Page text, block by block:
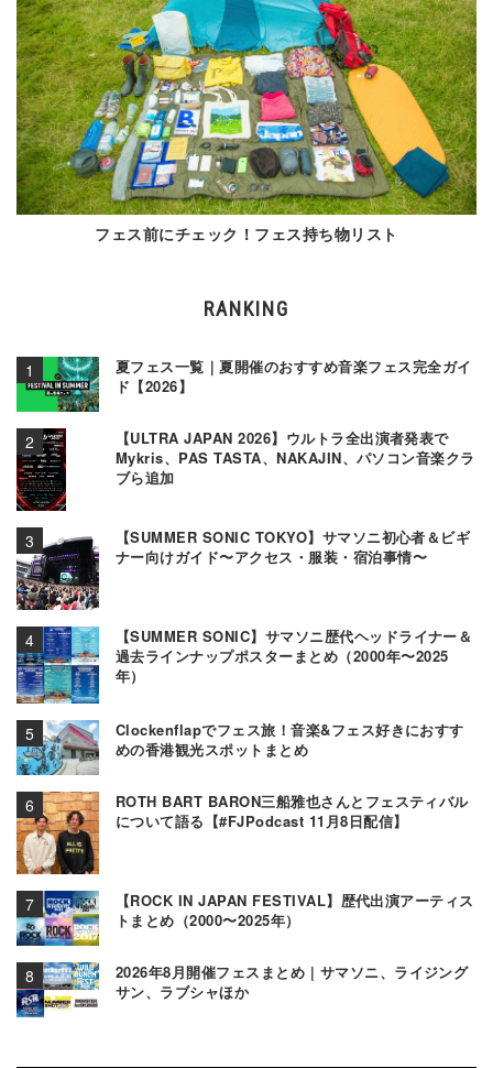
フェス前にチェック！フェス持ち物リスト
RANKING
夏フェス一覧｜夏開催のおすすめ音楽フェス完全ガイ
ド【2026】
【ULTRA JAPAN 2026】ウルトラ全出演者発表で
Mykris、PAS TASTA、NAKAJIN、パソコン音楽クラ
ブら追加
【SUMMER SONIC TOKYO】サマソニ初心者＆ビギ
ナー向けガイド〜アクセス・服装・宿泊事情〜
【SUMMER SONIC】サマソニ歴代ヘッドライナー＆
過去ラインナップポスターまとめ（2000年〜2025
年）
Clockenflapでフェス旅！音楽&フェス好きにおすす
めの香港観光スポットまとめ
ROTH BART BARON三船雅也さんとフェスティバル
について語る【#FJPodcast 11月8日配信】
【ROCK IN JAPAN FESTIVAL】歴代出演アーティス
トまとめ（2000〜2025年）
2026年8月開催フェスまとめ | サマソニ、ライジング
サン、ラブシャほか